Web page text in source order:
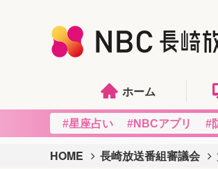
ホーム
#星座占い #NBCアプリ #
HOME 長崎放送番組審議会